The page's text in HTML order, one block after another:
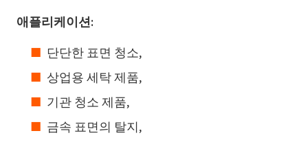
애플리케이션:
단단한 표면 청소,
상업용 세탁 제품,
기관 청소 제품,
금속 표면의 탈지,